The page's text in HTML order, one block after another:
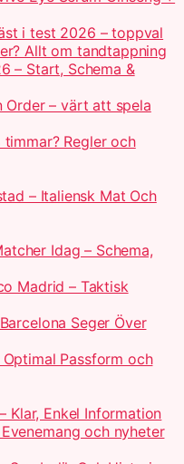
i test 2026 – toppval
Allt om tandtappning
– Start, Schema &
Order – värt att spela
Regler och
– Italiensk Mat Och
Idag – Schema,
Madrid – Taktisk
Seger Över
Passform och
Klar, Enkel Information
och nyheter